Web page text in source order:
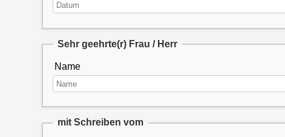
Sehr geehrte(r) Frau / Herr
Name
mit Schreiben vom